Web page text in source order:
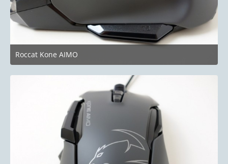
Roccat Kone AIMO
8. September 2018 um 14:22